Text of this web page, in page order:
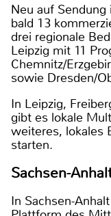
Neu auf
bald 13
drei regionale
Leipzig mit 11
Chemnitz/
sowie Dresden/
In Leipzig,
gibt es lokale
weiteres, lokales
starten.
Sachsen-
In Sachsen-